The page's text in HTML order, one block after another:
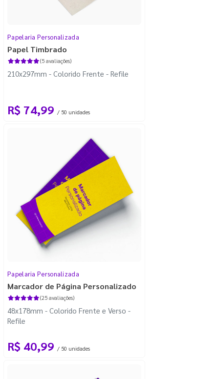
Papelaria Personalizada
Papel Timbrado
(5 avaliações)
210x297mm - Colorido Frente - Refile
R$ 74,99 / 50 unidades
Papelaria Personalizada
Marcador de Página Personalizado
(25 avaliações)
48x178mm - Colorido Frente e Verso -
Refile
R$ 40,99 / 50 unidades